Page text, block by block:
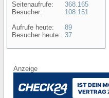
Seitenaufrufe:
Besucher:
Aufrufe heute:
Besucher heute:
368.165
108.151
89
37
Anzeige